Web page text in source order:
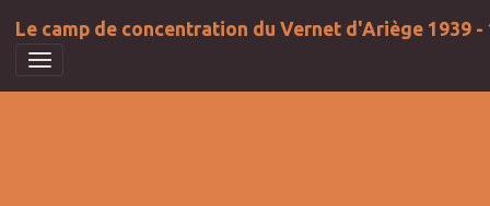
Le camp de concentration du Vernet d'Ariège 1939 -